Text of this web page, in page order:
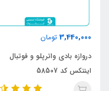
3,440,000 تومان
دروازه بادی واترپلو و فوتبال
اینتکس کد 58507